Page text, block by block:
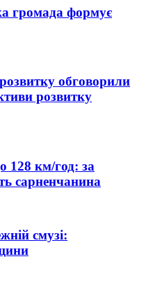
громада формує
розвитку обговорили
розвитку
128 км/год: за
сарненчанина
смузі: